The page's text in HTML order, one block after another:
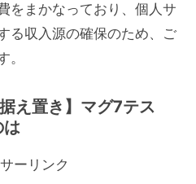
をまかなっており、個人サ
る収入源の確保のため、ご
。
え置き】マグ7テス
は
ーリンク